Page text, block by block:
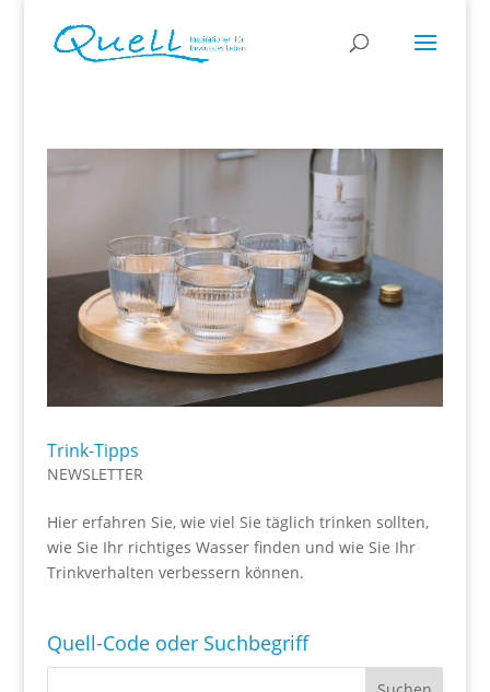
Trink-Tipps
NEWSLETTER
Hier erfahren Sie, wie viel Sie täglich trinken sollten,
wie Sie Ihr richtiges Wasser finden und wie Sie Ihr
Trinkverhalten verbessern können.
Quell-Code oder Suchbegriff